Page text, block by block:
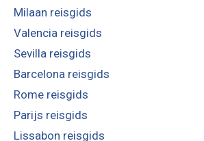
Milaan reisgids
Valencia reisgids
Sevilla reisgids
Barcelona reisgids
Rome reisgids
Parijs reisgids
Lissabon reisgids